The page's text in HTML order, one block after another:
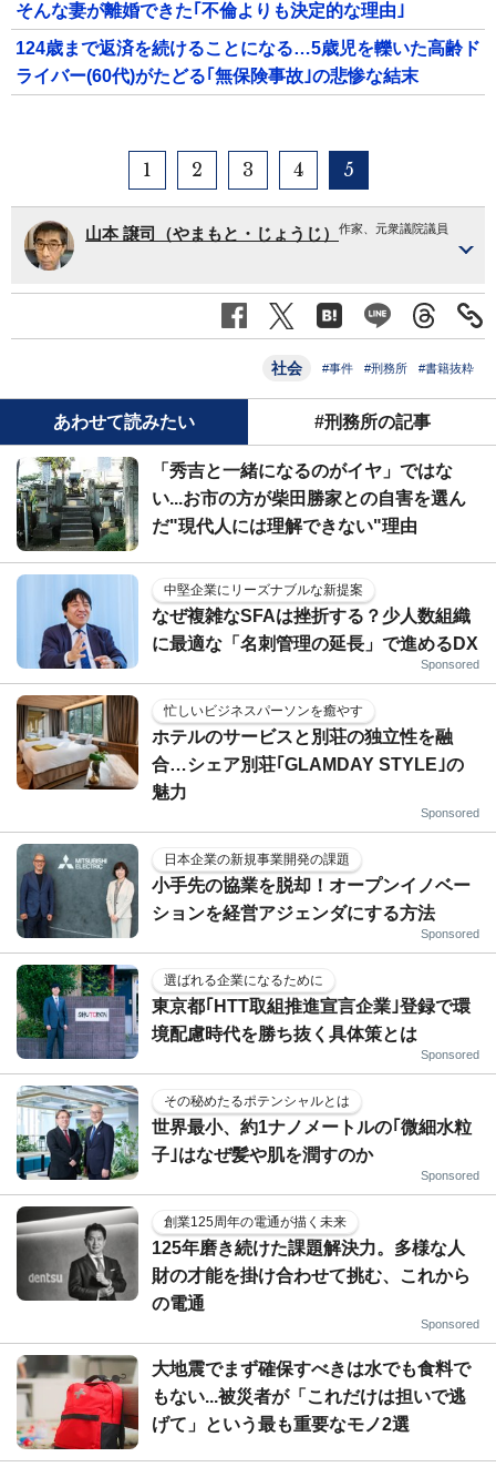
そんな妻が離婚できた｢不倫よりも決定的な理由｣
124歳まで返済を続けることになる…5歳児を轢いた高齢ド
ライバー(60代)がたどる｢無保険事故｣の悲惨な結末
1 2 3 4 5
山本 譲司（やまもと・じょうじ） 作家、元衆議院議員
社会 #事件 #刑務所 #書籍抜粋
あわせて読みたい #刑務所の記事
「秀吉と一緒になるのがイヤ」ではな
い...お市の方が柴田勝家との自害を選ん
だ"現代人には理解できない"理由
中堅企業にリーズナブルな新提案
なぜ複雑なSFAは挫折する？少人数組織
に最適な「名刺管理の延長」で進めるDX
Sponsored
忙しいビジネスパーソンを癒やす
ホテルのサービスと別荘の独立性を融
合…シェア別荘｢GLAMDAY STYLE｣の
魅力
Sponsored
日本企業の新規事業開発の課題
小手先の協業を脱却！オープンイノベー
ションを経営アジェンダにする方法
Sponsored
選ばれる企業になるために
東京都｢HTT取組推進宣言企業｣登録で環
境配慮時代を勝ち抜く具体策とは
Sponsored
その秘めたるポテンシャルとは
世界最小、約1ナノメートルの｢微細水粒
子｣はなぜ髪や肌を潤すのか
Sponsored
創業125周年の電通が描く未来
125年磨き続けた課題解決力。多様な人
財の才能を掛け合わせて挑む、これから
の電通
Sponsored
大地震でまず確保すべきは水でも食料で
もない...被災者が「これだけは担いで逃
げて」という最も重要なモノ2選